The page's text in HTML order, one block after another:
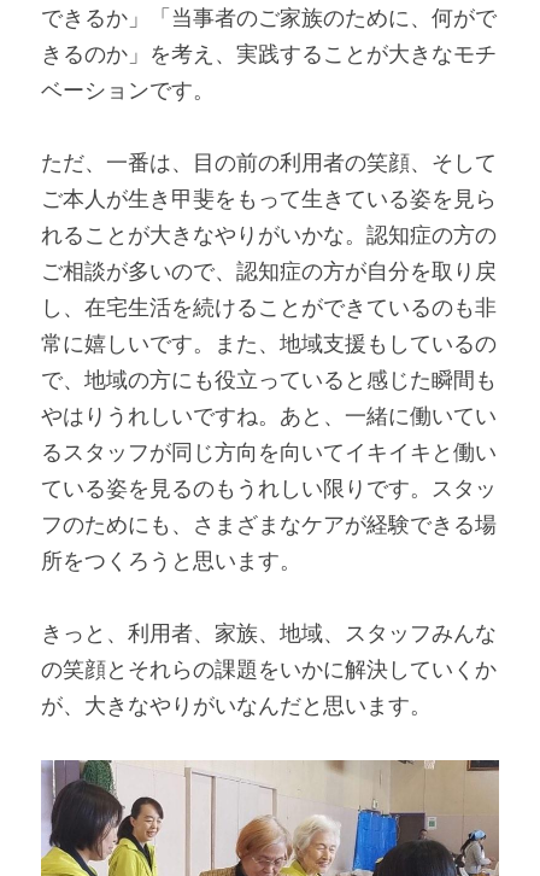
できるか」「当事者のご家族のために、何がで
きるのか」を考え、実践することが大きなモチ
ベーションです。
ただ、一番は、目の前の利用者の笑顔、そして
ご本人が生き甲斐をもって生きている姿を見ら
れることが大きなやりがいかな。認知症の方の
ご相談が多いので、認知症の方が自分を取り戻
し、在宅生活を続けることができているのも非
常に嬉しいです。また、地域支援もしているの
で、地域の方にも役立っていると感じた瞬間も
やはりうれしいですね。あと、一緒に働いてい
るスタッフが同じ方向を向いてイキイキと働い
ている姿を見るのもうれしい限りです。スタッ
フのためにも、さまざまなケアが経験できる場
所をつくろうと思います。
きっと、利用者、家族、地域、スタッフみんな
の笑顔とそれらの課題をいかに解決していくか
が、大きなやりがいなんだと思います。